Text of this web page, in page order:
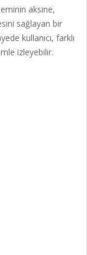
aksine,
sağlayan bir
kullanıcı, farklı
izleyebilir.